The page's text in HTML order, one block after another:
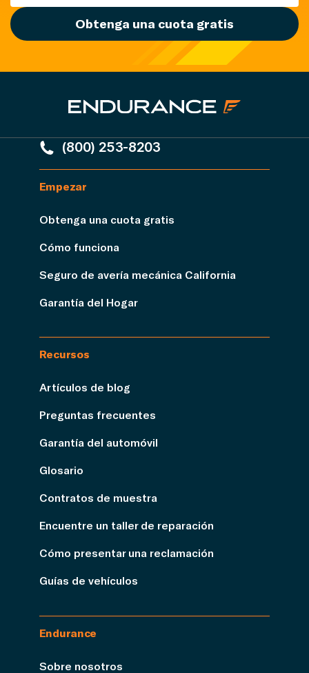
Obtenga una cuota gratis
(800) 253-8203
Empezar
Obtenga una cuota gratis
Cómo funciona
Seguro de avería mecánica California
Garantía del Hogar
Recursos
Artículos de blog
Preguntas frecuentes
Garantía del automóvil
Glosario
Contratos de muestra
Encuentre un taller de reparación
Cómo presentar una reclamación
Guías de vehículos
Endurance
Sobre nosotros